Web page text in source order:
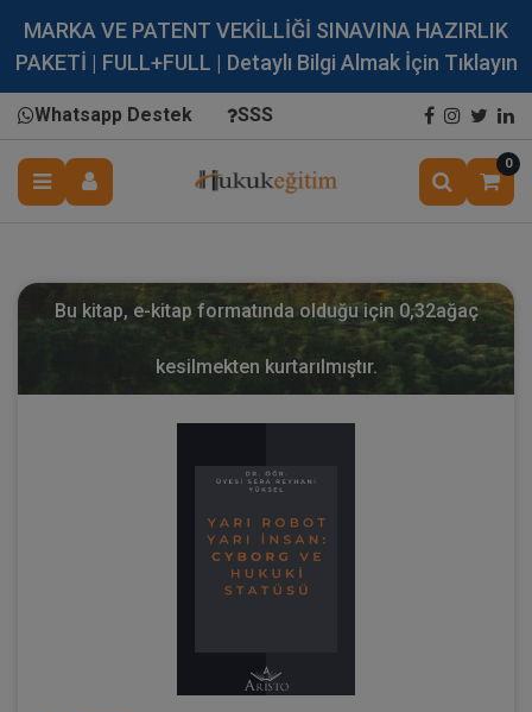
MARKA VE PATENT VEKİLLİĞİ SINAVINA HAZIRLIK
PAKETİ | FULL+FULL | Detaylı Bilgi Almak İçin Tıklayın
Whatsapp Destek SSS
0
Bu kitap, e-kitap formatında olduğu için 0,32ağaç
kesilmekten kurtarılmıştır.